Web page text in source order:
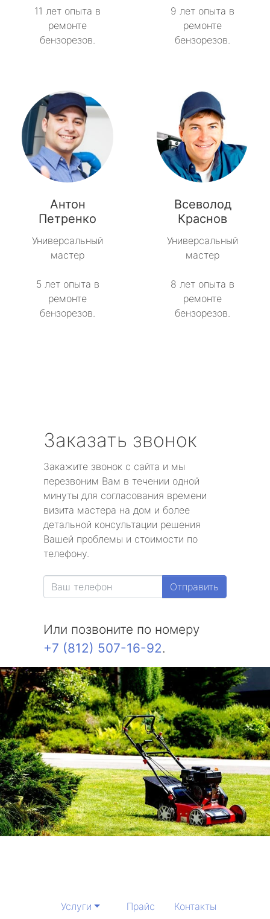
11 лет опыта в
ремонте
бензорезов.
9 лет опыта в
ремонте
бензорезов.
Антон
Петренко
Универсальный
мастер
5 лет опыта в
ремонте
бензорезов.
Всеволод
Краснов
Универсальный
мастер
8 лет опыта в
ремонте
бензорезов.
Заказать звонок
Закажите звонок с сайта и мы
перезвоним Вам в течении одной
минуты для согласования времени
визита мастера на дом и более
детальной консультации решения
Вашей проблемы и стоимости по
телефону.
Отправить
Или позвоните по номеру
+7 (812) 507-16-92.
Услуги Прайс Контакты